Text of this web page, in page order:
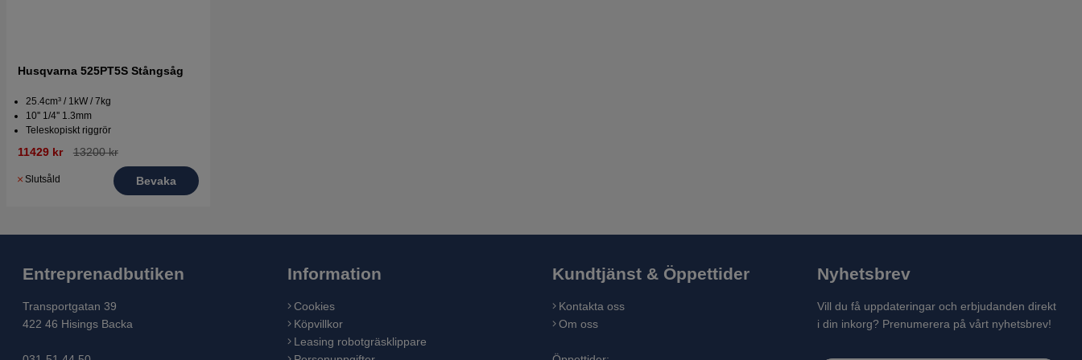
Husqvarna 525PT5S Stångsåg
25.4cm³ / 1kW / 7kg
10'' 1/4'' 1.3mm
Teleskopiskt riggrör
11429 kr 13200 kr
Slutsåld Bevaka
Entreprenadbutiken
Transportgatan 39
422 46 Hisings Backa
Information
Cookies
Köpvillkor
Leasing robotgräsklippare
Kundtjänst & Öppettider
Kontakta oss
Om oss
Nyhetsbrev
Vill du få uppdateringar och erbjudanden direkt
i din inkorg? Prenumerera på vårt nyhetsbrev!